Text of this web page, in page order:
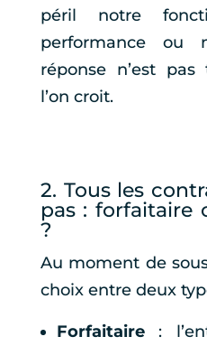
péril notre
performance ou
réponse n’est
l’on croit.
2. Tous les
pas : forfaitaire
?
Au moment de
choix entre deux
Forfaitaire: